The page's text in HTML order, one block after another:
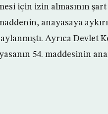
için izin almasının şart
anayasaya
Ayrıca Devlet
54. maddesinin